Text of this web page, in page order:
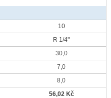
10
R 1/4"
30,0
7,0
8,0
56,02 Kč